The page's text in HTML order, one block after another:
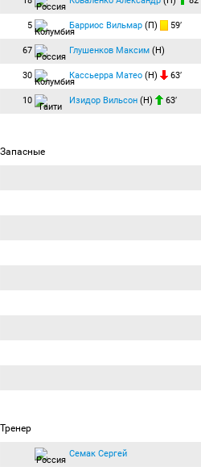
5 Барриос Вильмар (П) 59′
67 Глушенков Максим (Н)
30 Кассьерра Матео (Н) 63′
10 Изидор Вильсон (Н) 63′
Запасные
Тренер
Семак Сергей